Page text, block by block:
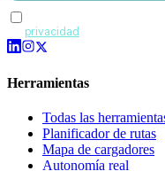
privacidad
Herramientas
Todas las
Planificador de rutas
Mapa de cargadores
Autonomía real